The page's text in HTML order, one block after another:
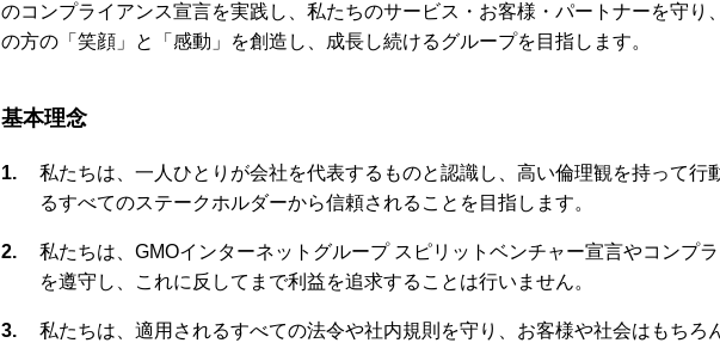
のコンプライアンス宣言を実践し、私たちのサービス・お客様・パートナーを守り
の方の「笑顔」と「感動」を創造し、成長し続けるグループを目指します。
基本理念
私たちは、一人ひとりが会社を代表するものと認識し、高い倫理観を持って行
るすべてのステークホルダーから信頼されることを目指します。
私たちは、GMOインターネットグループ スピリットベンチャー宣言やコンプ
を遵守し、これに反してまで利益を追求することは行いません。
私たちは、適用されるすべての法令や社内規則を守り、お客様や社会はもちろ